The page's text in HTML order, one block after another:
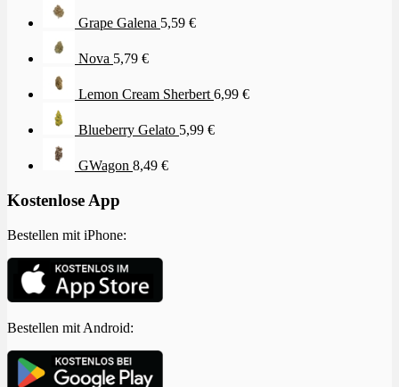
Grape Galena 5,59 €
Nova 5,79 €
Lemon Cream Sherbert 6,99 €
Blueberry Gelato 5,99 €
GWagon 8,49 €
Kostenlose App
Bestellen mit iPhone:
Bestellen mit Android: